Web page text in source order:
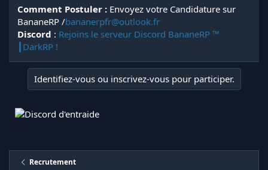
Comment Postuler : Envoyez votre Candidature sur
BananeRP /bananerpfr@outlook.fr
Discord : Rejoins le serveur Discord BananeRP ™
┃DarkRP !
Identifiez-vous ou inscrivez-vous pour participer.
Recrutement